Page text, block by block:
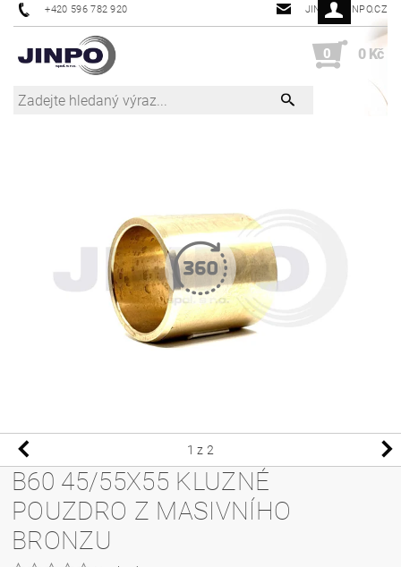
+420 596 782 920 JINPO@JINPO.CZ
0 0 Kč
1 z 2
B60 45/55X55 KLUZNÉ
POUZDRO Z MASIVNÍHO
BRONZU